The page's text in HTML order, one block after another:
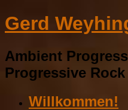
Gerd
Ambient
Progressive
Willkommen!